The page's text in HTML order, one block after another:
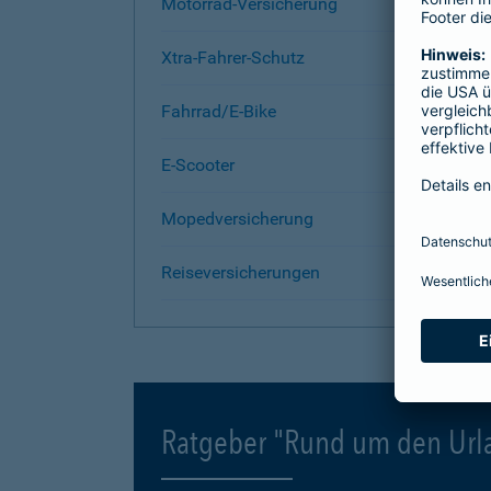
Xtra-Fahrer-Schutz
Fahrrad/E-Bike
E-Scooter
Mopedversicherung
Reiseversicherungen
Ratgeber "Rund um den